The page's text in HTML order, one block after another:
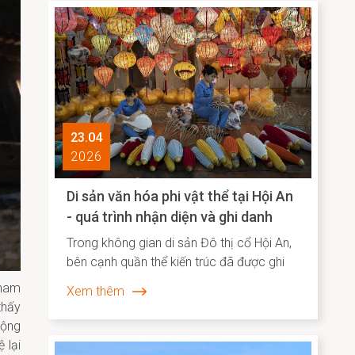
lại
tiêu biểu tại châu Á. Việc Hội An vươn lên vị
trí dẫn đầu không chỉ phản ánh sức hút
đặc biệt của một đô thị di sản, mà còn
cho thấy hiệu quả của định hướng bảo tồn
gắn liền với phát huy giá trị văn hóa theo
hướng sáng tạo và bền vững.
23.04
2026
Di sản văn hóa phi vật thể tại Hội An
- quá trình nhận diện và ghi danh
Trong không gian di sản Đô thị cổ Hội An,
bên cạnh quần thể kiến trúc đã được ghi
vẫn bền bỉ hiện diện song hành như một
“ký ức sống”, phản ánh chiều sâu lịch sử –
xã hội và năng lực sáng tạo của cộng
Xem thêm